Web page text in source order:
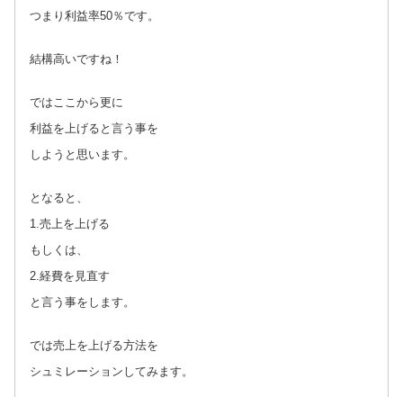
つまり利益率50％です。
結構高いですね！
ではここから更に
利益を上げると言う事を
しようと思います。
となると、
1.売上を上げる
もしくは、
2.経費を見直す
と言う事をします。
では売上を上げる方法を
シュミレーションしてみます。